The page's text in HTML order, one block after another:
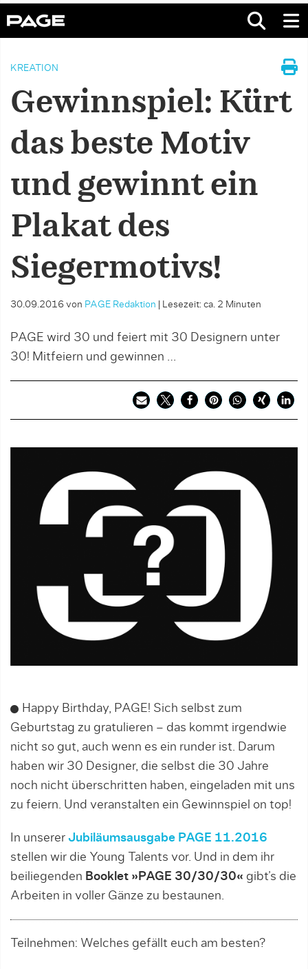
KREATION
Gewinnspiel: Kürt
das beste Motiv
und gewinnt ein
Plakat des
Siegermotivs!
30.09.2016 von PAGE Redaktion Lesezeit: ca. 2 Minuten
PAGE wird 30 und feiert mit 30 Designern unter
30! Mitfeiern und gewinnen …
Happy Birthday, PAGE! Sich selbst zum
Geburtstag zu gratulieren – das kommt irgendwie
nicht so gut, auch wenn es ein runder ist. Darum
haben wir 30 Designer, die selbst die 30 Jahre
noch nicht überschritten haben, eingeladen mit uns
zu feiern. Und veranstalten ein Gewinnspiel on top!
In unserer Jubiläumsausgabe PAGE 11.2016
stellen wir die Young Talents vor. Und in dem ihr
beiliegenden Booklet »PAGE 30/30/30« gibt’s die
Arbeiten in voller Gänze zu bestaunen.
Teilnehmen: Welches gefällt euch am besten?